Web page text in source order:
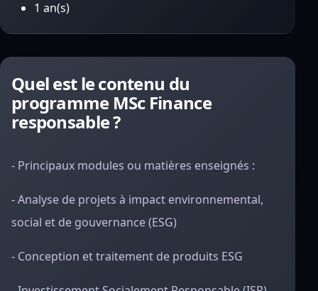
1 an(s)
Quel est le contenu du
programme MSc Finance
responsable ?
- Principaux modules ou matières enseignés :
- Analyse de projets à impact environnemental,
social et de gouvernance (ESG)
- Conception et traitement de produits ESG